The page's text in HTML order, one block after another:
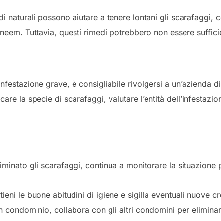
naturali possono aiutare a tenere lontani gli scarafaggi,
Tuttavia, questi rimedi potrebbero non essere
grave, è consigliabile rivolgersi a un’azienda
la specie di scarafaggi, valutare l’entità
gli scarafaggi, continua a monitorare la situazione
le buone abitudini di igiene e sigilla eventuali nuove
condominio, collabora con gli altri condomini per